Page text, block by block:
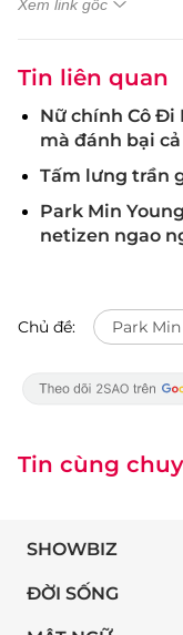
Xem link gốc
Tin liên quan
Nữ chính Cô Đi
mà đánh bại
Tấm lưng trần
Park Min
netizen ngao
Chủ đề: Park
Tin cùng
SHOWBIZ
ĐỜI SỐNG